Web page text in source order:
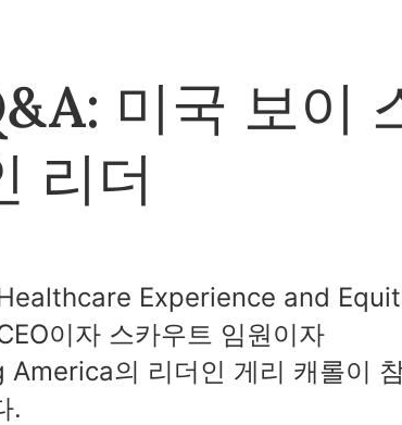
미국 보이
리더
Experience and
이자 스카우트 임원이자
의 리더인 게리 캐롤이
.